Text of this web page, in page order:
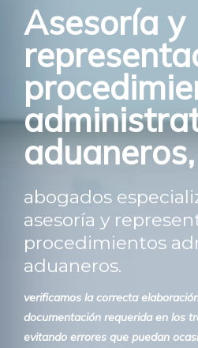
Asesoría y
aduaneros,
abogados
asesoría y
procedimientos
aduaneros.
verificamos la correcta
documentación requerida en los
evitando errores que puedan